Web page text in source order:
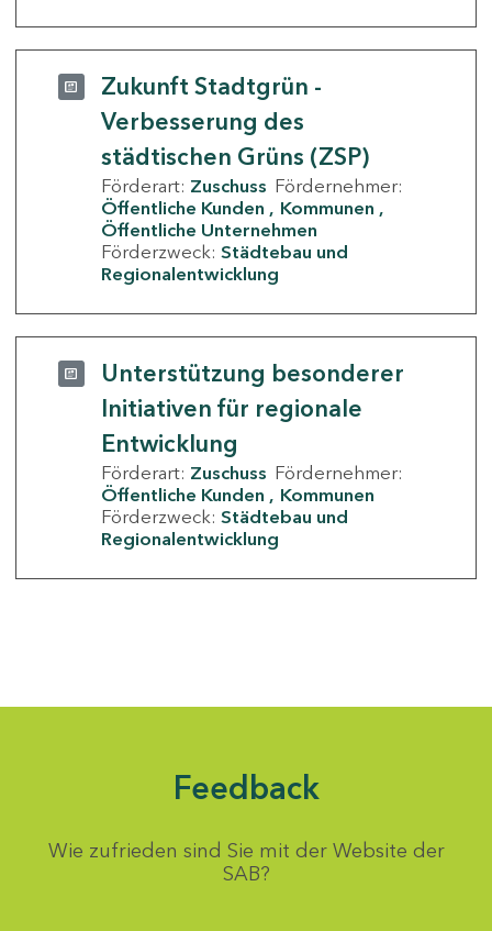
Zukunft Stadtgrün -
Verbesserung des
städtischen Grüns (ZSP)
Förderart: Zuschuss Fördernehmer:
Öffentliche Kunden
Kommunen
Öffentliche Unternehmen
Förderzweck: Städtebau und
Regionalentwicklung
Unterstützung besonderer
Initiativen für regionale
Entwicklung
Förderart: Zuschuss Fördernehmer:
Öffentliche Kunden
Kommunen
Förderzweck: Städtebau und
Regionalentwicklung
Feedback
Wie zufrieden sind Sie mit der Website der
SAB?